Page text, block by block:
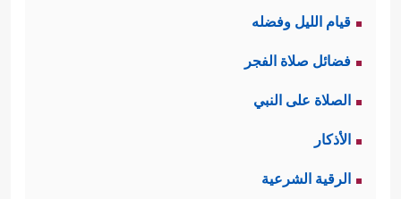
قيام الليل وفضله
فضائل صلاة الفجر
الصلاة على النبي
الأذكار
الرقية الشرعية